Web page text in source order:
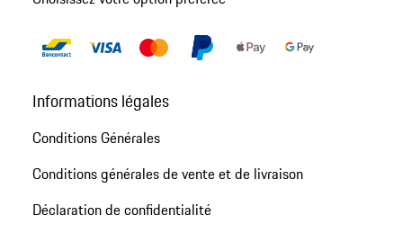
Informations légales
Conditions Générales
Conditions générales de vente et de livraison
Déclaration de confidentialité